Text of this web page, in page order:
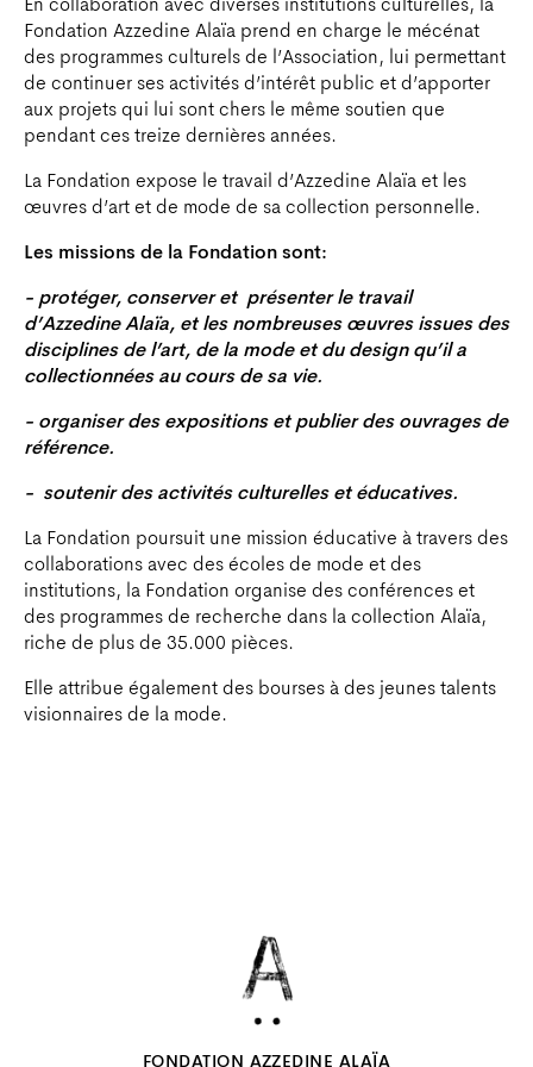
En collaboration avec diverses institutions culturelles, la
Fondation Azzedine Alaïa prend en charge le mécénat
des programmes culturels de l’Association, lui permettant
de continuer ses activités d’intérêt public et d’apporter
aux projets qui lui sont chers le même soutien que
pendant ces treize dernières années.
La Fondation expose le travail d’Azzedine Alaïa et les
œuvres d’art et de mode de sa collection personnelle.
Les missions de la Fondation sont:
- protéger, conserver et présenter le travail
d’Azzedine Alaïa, et les nombreuses œuvres issues des
disciplines de l’art, de la mode et du design qu’il a
collectionnées au cours de sa vie.
- organiser des expositions et publier des ouvrages de
référence.
- soutenir des activités culturelles et éducatives.
La Fondation poursuit une mission éducative à travers des
collaborations avec des écoles de mode et des
institutions, la Fondation organise des conférences et
des programmes de recherche dans la collection Alaïa,
riche de plus de 35.000 pièces.
Elle attribue également des bourses à des jeunes talents
visionnaires de la mode.
FONDATION AZZEDINE ALAÏA